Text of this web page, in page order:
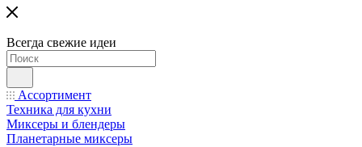
Всегда свежие идеи
Ассортимент
Техника для кухни
Миксеры и блендеры
Планетарные миксеры